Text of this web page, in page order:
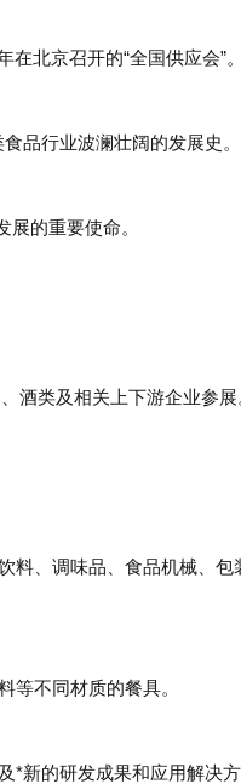
北京召开的“全国供应会”。
品行业波澜壮阔的发展史。
的重要使命。
酒类及相关上下游企业参展
料、调味品、食品机械、包
等不同材质的餐具。
新的研发成果和应用解决方